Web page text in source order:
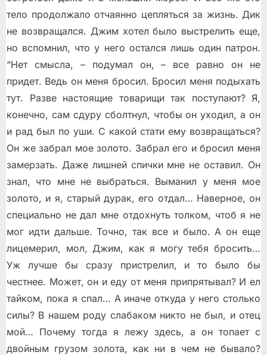
тело продолжало отчаянно цепляться за жизнь. Дик
не возвращался. Джим хотел было выстрелить еще,
но вспомнил, что у него остался лишь один патрон.
“Нет смысла, – подумал он, – все равно он не
придет. Ведь он меня бросил. Бросил меня подыхать
тут. Разве настоящие товарищи так поступают? Я,
конечно, сам сдуру сболтнул, чтобы он уходил, а он
и рад был по уши. С какой стати ему возвращаться?
Он же забрал мое золото. Забрал его и бросил меня
замерзать. Даже лишней спички мне не оставил. Он
знал, что мне не выбраться. Выманил у меня мое
золото, и я, старый дурак, его отдал… Наверное, он
специально не дал мне отдохнуть толком, чтоб я не
мог идти дальше. Точно, так все и было. А он еще
лицемерил, мол, Джим, как я могу тебя бросить…
Уж лучше бы сразу пристрелил, и то было бы
честнее. Может, он и еду от меня припрятывал? И ел
тайком, пока я спал… А иначе откуда у него столько
силы? В нашем роду слабаком никто не был, и отец
мой… Почему тогда я лежу здесь, а он топает с
двойным грузом золота, как ни в чем не бывало?